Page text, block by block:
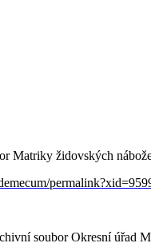
Matriky židovských
soubor Okresní úřad